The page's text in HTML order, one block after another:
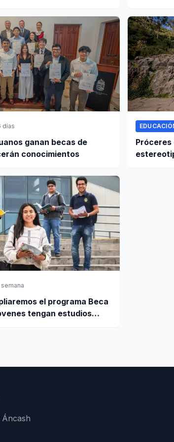
días
ganan becas de
conocimientos
Próceres
semana
el programa Beca
tengan estudios